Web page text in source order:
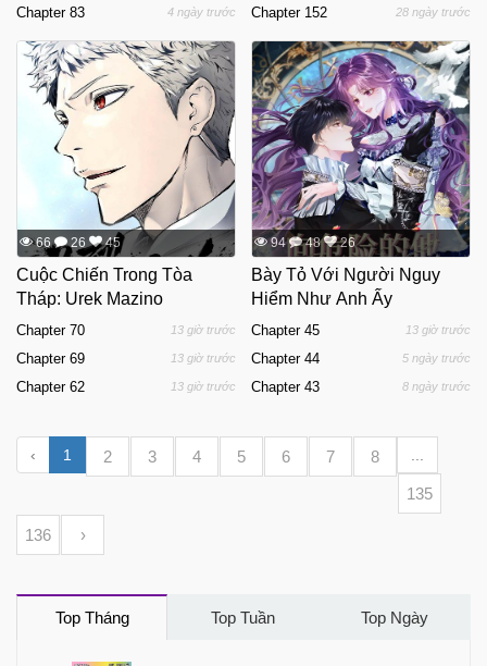
Chapter 83 4 ngày trước Chapter 152 28 ngày trước
66 26 45
Cuộc Chiến Trong Tòa
Tháp: Urek Mazino
Chapter 70 13 giờ trước
Chapter 69 13 giờ trước
Chapter 62 13 giờ trước
94 48 26
Bày Tỏ Với Người Nguy
Hiểm Như Anh Ấy
Chapter 45 13 giờ trước
Chapter 44 5 ngày trước
Chapter 43 8 ngày trước
‹ 1 2 3 4 5 6 7 8
135
136 ›
Top Tháng Top Tuần Top Ngày